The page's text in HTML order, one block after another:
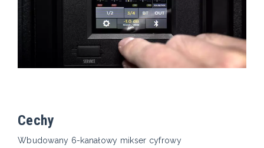
Cechy
Wbudowany 6-kanałowy mikser cyfrowy